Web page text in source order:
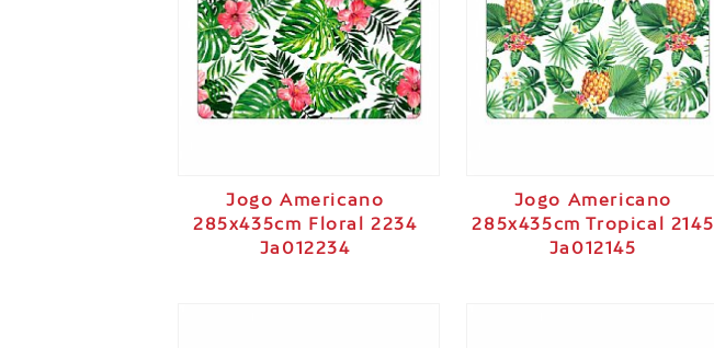
Jogo Americano
285x435cm Floral 2234
Ja012234
Jogo Americano
285x435cm Tropical 2145
Ja012145